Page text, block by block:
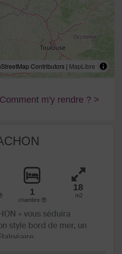
Contributors | MapLibre
Comment m'y rendre ? >
1
chambre
18
m2
» vous séduira
style bord de mer, un
épurée et les meubles